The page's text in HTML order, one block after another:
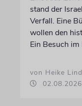
stand der
Verfall. Eine
wollen den
Ein Besuch
von Heike
02.08.2026